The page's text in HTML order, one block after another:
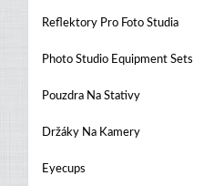
Reflektory Pro Foto Studia
Photo Studio Equipment Sets
Pouzdra Na Stativy
Držáky Na Kamery
Eyecups